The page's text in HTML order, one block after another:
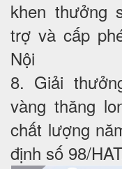
khen thưởng
trợ và cấp
Nội
8. Giải
vàng thăng
chất lượng
định số 98/